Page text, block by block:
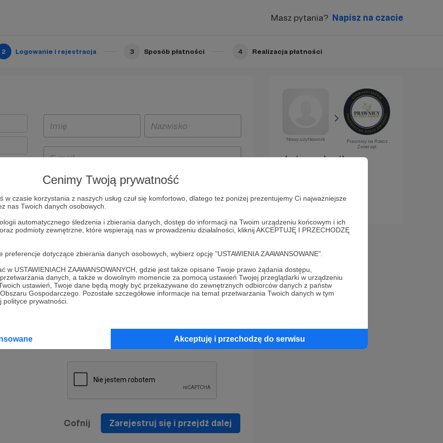
Cenimy Twoją prywatność
w czasie korzystania z naszych usług czuł się komfortowo, dlatego też poniżej prezentujemy Ci najważniejsze
nas Twoich danych osobowych.
automatycznego śledzenia i zbierania danych, dostęp do informacji na Twoim urządzeniu końcowym i ich
podmioty zewnętrzne, które wspierają nas w prowadzeniu działalności, kliknij AKCEPTUJĘ I PRZECHODZĘ
dotyczące zbierania danych osobowych, wybierz opcję "USTAWIENIA ZAAWANSOWANE".
w USTAWIENIACH ZAAWANSOWANYCH, gdzie jest także opisane Twoje prawo żądania dostępu,
danych, a także w dowolnym momencie za pomocą ustawień Twojej przeglądarki w urządzeniu
ustawień, Twoje dane będą mogły być przekazywane do zewnętrznych odbiorców danych z państw
Gospodarczego. Pozostałe szczegółowe informacje na temat przetwarzania Twoich danych w tym
prywatności.
Akceptuję i przechodzę do serwisu
Masz pytania? Napisz na czacie
2 Logowanie i rejestracja 3 Sposób płatności 4 Realizacja płatności
i
będą
z
prawo
na
Politykę Prywatności
* Wyrażam zgodę na przetwarzanie moich danych
osobowych podanych w formularzu rejestracyjnym w celu
prawidłowego świadczenia usług serwisu Patronite.
informacji handlowych - newslettera. Opcja ta może zostać
Cofnij Zarejestruj się i przejdź dalej
Nowy użytkownik
Prawnicy na Rzecz
Zwierząt
Już za chwilę